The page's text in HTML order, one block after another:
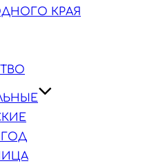
КРАЯ